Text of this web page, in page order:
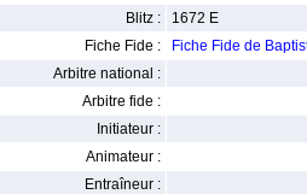
Blitz :
1672 E
Fiche Fide :
Fiche Fide de
Arbitre national :
Arbitre fide :
Initiateur :
Animateur :
Entraîneur :